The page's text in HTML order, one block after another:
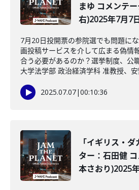
まゆ コメンテ
右)2025年7月7
7月20日投開票の参院選でも問題に
画投稿サービスを介して広まる偽情
合う必要があるのか？選挙制度、公
大学法学部 政治経済学科 准教授、安
2025.07.07|00:10:36
「イギリス・
ター：石田健
本さおり)2025